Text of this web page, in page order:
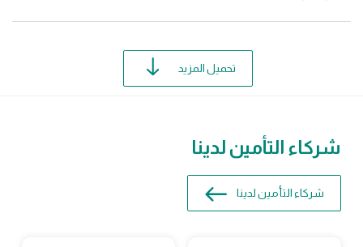
تحميل المزيد
شركاء التأمين لدينا
شركاء التأمين لدينا